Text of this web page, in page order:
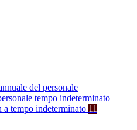
del personale
tempo indeterminato
a tempo indeterminato 11